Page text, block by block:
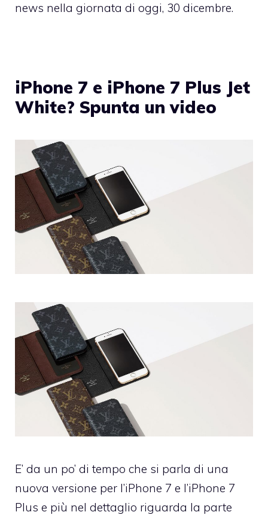
news nella giornata di oggi, 30 dicembre.
iPhone 7 e iPhone 7 Plus Jet
White? Spunta un video
E’ da un po’ di tempo che si parla di una
nuova versione per l’iPhone 7 e l’iPhone 7
Plus e più nel dettaglio riguarda la parte